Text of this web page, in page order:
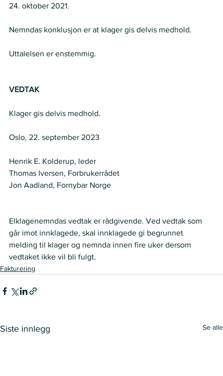
24. oktober 2021.
Nemndas konklusjon er at klager gis delvis medhold.
Uttalelsen er enstemmig.
VEDTAK
Klager gis delvis medhold.
Oslo, 22. september 2023
Henrik E. Kolderup, leder
Thomas Iversen, Forbrukerrådet
Jon Aadland, Fornybar Norge
Elklagenemndas vedtak er rådgivende. Ved vedtak som
går imot innklagede, skal innklagede gi begrunnet
melding til klager og nemnda innen fire uker dersom
vedtaket ikke vil bli fulgt.
Fakturering
Siste innlegg Se alle